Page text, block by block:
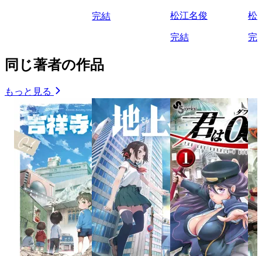
完結 松江名俊
完結
松
完
同じ著者の作品
もっと見る